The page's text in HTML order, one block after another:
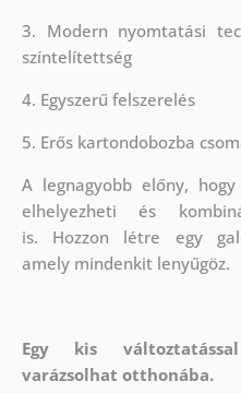
3. Modern nyomtatási
színtelítettség
4. Egyszerű felszerelés
5. Erős kartondobozba
A legnagyobb előny,
elhelyezheti és
is. Hozzon létre egy
amely mindenkit lenyűgöz.
Egy kis
varázsolhat otthonába.